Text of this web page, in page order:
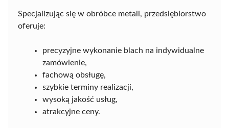
Specjalizując się w obróbce metali, przedsiębiorstwo
oferuje:
precyzyjne wykonanie blach na indywidualne
zamówienie,
fachową obsługę,
szybkie terminy realizacji,
wysoką jakość usług,
atrakcyjne ceny.